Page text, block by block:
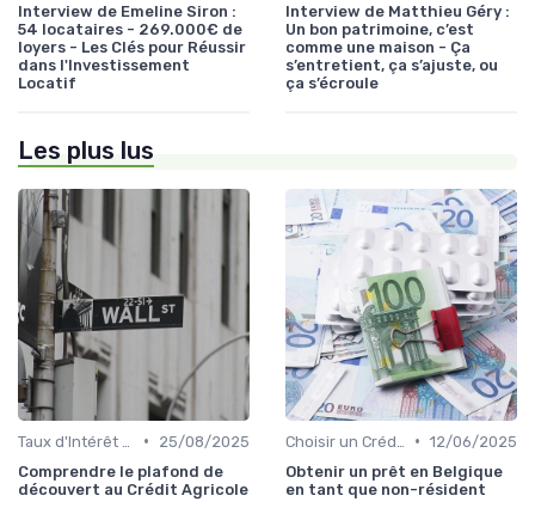
Interview de Emeline Siron :
54 locataires - 269.000€ de
loyers - Les Clés pour Réussir
dans l'Investissement
Locatif
Interview de Matthieu Géry :
Un bon patrimoine, c’est
comme une maison - Ça
s’entretient, ça s’ajuste, ou
ça s’écroule
Les plus lus
•
25/08/2025
Comprendre le plafond de
découvert au Crédit Agricole
• 12/06/2025
Obtenir un prêt en Belgique
en tant que non-résident